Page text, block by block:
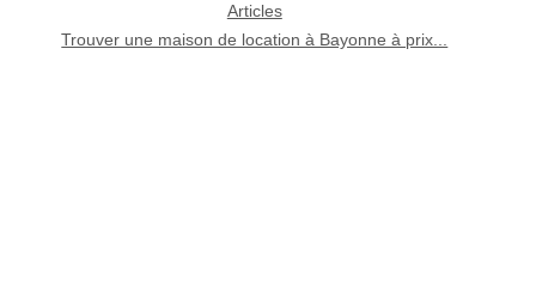
Articles
Trouver une maison de location à Bayonne à prix...